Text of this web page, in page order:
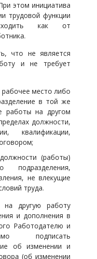
этом инициатива
трудовой функции
как от
что не является
и не требует
место либо
в той же
работы на другом
должности,
квалификации,
(работы)
подразделения,
не влекущие
труда.
на другую работу
и дополнения в
Работодателю и
подписать
об изменении и
(об изменении